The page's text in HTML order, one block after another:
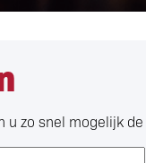
zo snel mogelijk